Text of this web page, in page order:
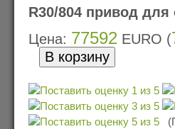
R30/804 привод для
Цена: 77592 EURO (